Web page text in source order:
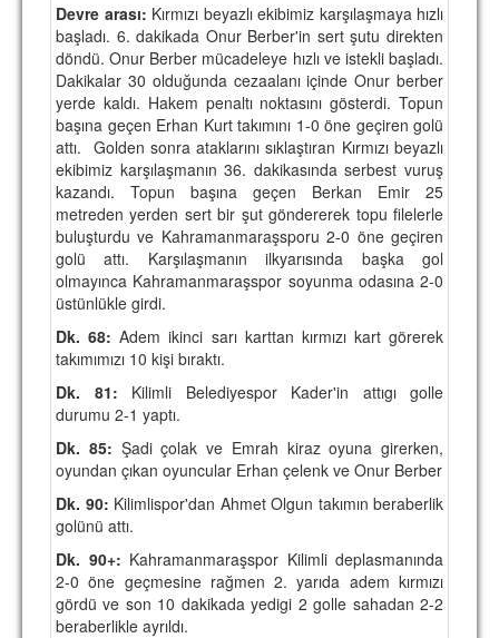
Devre arası: Kırmızı beyazlı ekibimiz karşılaşmaya hızlı
başladı. 6. dakikada Onur Berber'in sert şutu direkten
döndü. Onur Berber mücadeleye hızlı ve istekli başladı.
Dakikalar 30 olduğunda cezaalanı içinde Onur berber
yerde kaldı. Hakem penaltı noktasını gösterdi. Topun
başına geçen Erhan Kurt takımını 1-0 öne geçiren golü
attı. Golden sonra ataklarını sıklaştıran Kırmızı beyazlı
ekibimiz karşılaşmanın 36. dakikasında serbest vuruş
kazandı. Topun başına geçen Berkan Emir 25
metreden yerden sert bir şut göndererek topu filelerle
buluşturdu ve Kahramanmaraşsporu 2-0 öne geçiren
golü attı. Karşılaşmanın ilkyarısında başka gol
olmayınca Kahramanmaraşspor soyunma odasına 2-0
üstünlükle girdi.
Dk. 68: Adem ikinci sarı karttan kırmızı kart görerek
takımımızı 10 kişi bıraktı.
Dk. 81: Kilimli Belediyespor Kader'in attıgı golle
durumu 2-1 yaptı.
Dk. 85: Şadi çolak ve Emrah kiraz oyuna girerken,
oyundan çıkan oyuncular Erhan çelenk ve Onur Berber
Dk. 90: Kilimlispor'dan Ahmet Olgun takımın beraberlik
golünü attı.
Dk. 90+: Kahramanmaraşspor Kilimli deplasmanında
2-0 öne geçmesine rağmen 2. yarıda adem kırmızı
gördü ve son 10 dakikada yedigi 2 golle sahadan 2-2
beraberlikle ayrıldı.